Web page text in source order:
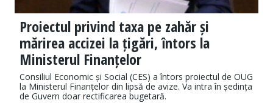
Proiectul privind taxa pe zahăr și
mărirea accizei la țigări, întors la
Ministerul Finanțelor
Consiliul Economic și Social (CES) a întors proiectul de OUG
la Ministerul Finanțelor din lipsă de avize. Va intra în ședința
de Guvern doar rectificarea bugetară.